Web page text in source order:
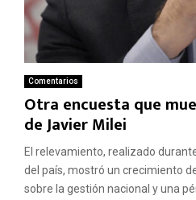
Comentarios
Otra encuesta que
de Javier Milei
El relevamiento, realizado
del país, mostró un crecimiento
sobre la gestión nacional y una